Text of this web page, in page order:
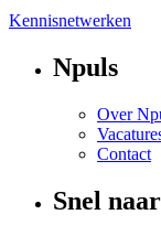
Kennisnetwerken
Npuls
Over
Contact
Snel naar